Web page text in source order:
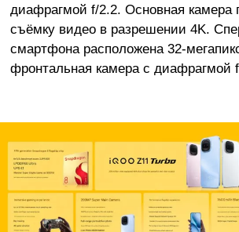
диафрагмой f/2.2. Основная камера
съёмку видео в разрешении 4K.
смартфона расположена 32-
фронтальная камера с диафрагмой